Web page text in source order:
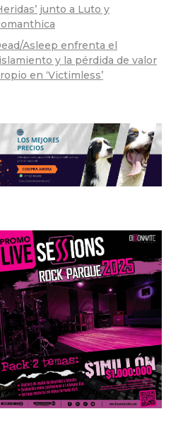
junto a Luto y
Asleep enfrenta el
y la pérdida de valor
en ‘Victimless’